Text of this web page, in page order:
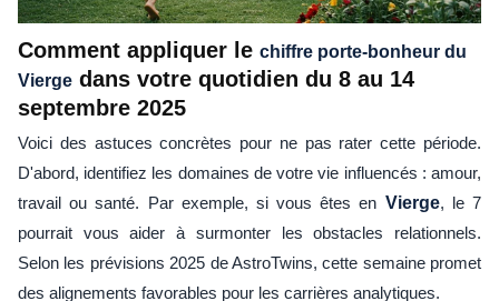
Comment appliquer le chiffre porte-bonheur du
Vierge dans votre quotidien du 8 au 14
septembre 2025
Voici des astuces concrètes pour ne pas rater cette période.
D'abord, identifiez les domaines de votre vie influencés : amour,
travail ou santé. Par exemple, si vous êtes en Vierge, le 7
pourrait vous aider à surmonter les obstacles relationnels.
Selon les prévisions 2025 de AstroTwins, cette semaine promet
des alignements favorables pour les carrières analytiques.